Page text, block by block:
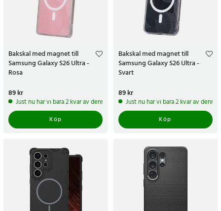
Bakskal med magnet till
Samsung Galaxy S26 Ultra -
Rosa
Pris:
89 kr
Just nu har vi bara 2 kvar av denna produkt
Köp
Bakskal med magnet till
Samsung Galaxy S26 Ultra -
Svart
Pris:89 kr
89 kr
Just nu har vi bara 2 kvar av denna
Köp